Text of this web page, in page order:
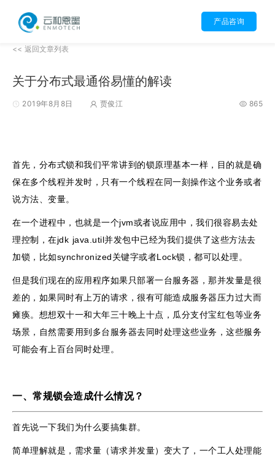
产品咨询
<< 返回文章列表
关于分布式最通俗易懂的解读
2019年8月8日 贾俊江 865
首先，分布式锁和我们平常讲到的锁原理基本一样，目的就是确
保在多个线程并发时，只有一个线程在同一刻操作这个业务或者
说方法、变量。
在一个进程中，也就是一个jvm或者说应用中，我们很容易去处
理控制，在jdk java.util并发包中已经为我们提供了这些方法去
加锁，比如synchronized关键字或者Lock锁，都可以处理。
但是我们现在的应用程序如果只部署一台服务器，那并发量是很
差的，如果同时有上万的请求，很有可能造成服务器压力过大而
瘫痪。想想双十一和大年三十晚上十点，瓜分支付宝红包等业务
场景，自然需要用到多台服务器去同时处理这些业务，这些服务
可能会有上百台同时处理。
一、常规锁会造成什么情况？
首先说一下我们为什么要搞集群。
简单理解就是，需求量（请求并发量）变大了，一个工人处理能